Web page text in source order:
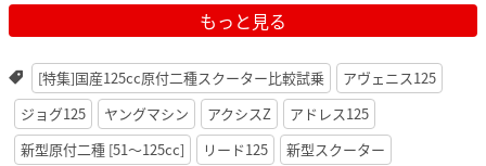
もっと見る
[特集]国産125cc原付二種スクーター比較試乗
アヴェニス125
ジョグ125
ヤングマシン アクシスZ
アドレス125
新型原付二種 [51〜125cc]
リード125 新型スクーター